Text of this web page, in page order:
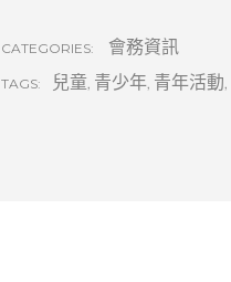
CATEGORIES: 會務資訊
TAGS: 兒童, 青少年, 青年活動,